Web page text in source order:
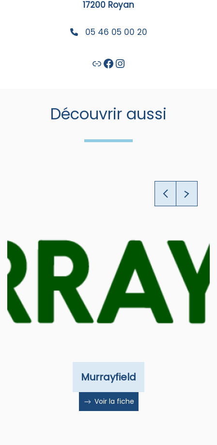
17200 Royan
05 46 05 00 20
LienFacebook
Instagram
Découvrir aussi
Murrayfield
Voir la fiche